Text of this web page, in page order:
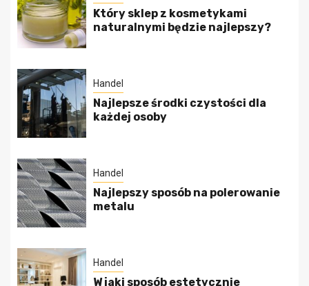
Który sklep z kosmetykami
naturalnymi będzie najlepszy?
Handel
Najlepsze środki czystości dla
każdej osoby
Handel
Najlepszy sposób na polerowanie
metalu
Handel
W jaki sposób estetycznie